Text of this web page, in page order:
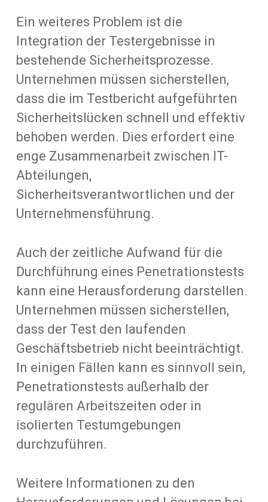
Ein weiteres Problem ist die
Integration der Testergebnisse in
bestehende Sicherheitsprozesse.
Unternehmen müssen sicherstellen,
dass die im Testbericht aufgeführten
Sicherheitslücken schnell und effektiv
behoben werden. Dies erfordert eine
enge Zusammenarbeit zwischen IT-
Abteilungen,
Sicherheitsverantwortlichen und der
Unternehmensführung.
Auch der zeitliche Aufwand für die
Durchführung eines Penetrationstests
kann eine Herausforderung darstellen.
Unternehmen müssen sicherstellen,
dass der Test den laufenden
Geschäftsbetrieb nicht beeinträchtigt.
In einigen Fällen kann es sinnvoll sein,
Penetrationstests außerhalb der
regulären Arbeitszeiten oder in
isolierten Testumgebungen
durchzuführen.
Weitere Informationen zu den